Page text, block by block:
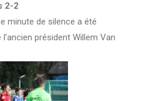
2-2
minute de silence a été
président Willem Van